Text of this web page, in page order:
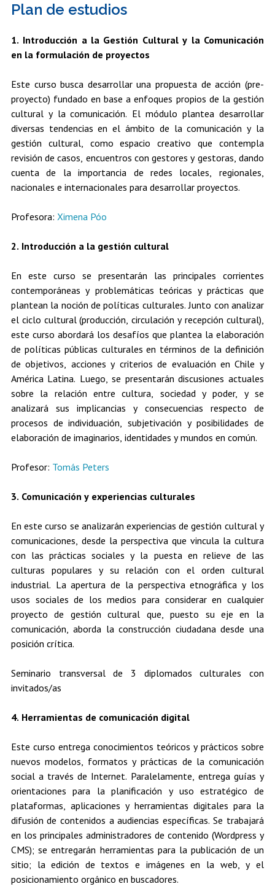
Plan de estudios
1. Introducción a la Gestión Cultural y la Comunicación
en la formulación de proyectos
Este curso busca desarrollar una propuesta de acción (pre-
proyecto) fundado en base a enfoques propios de la gestión
cultural y la comunicación. El módulo plantea desarrollar
diversas tendencias en el ámbito de la comunicación y la
gestión cultural, como espacio creativo que contempla
revisión de casos, encuentros con gestores y gestoras, dando
cuenta de la importancia de redes locales, regionales,
nacionales e internacionales para desarrollar proyectos.
Profesora: Ximena Póo
2. Introducción a la gestión cultural
En este curso se presentarán las principales corrientes
contemporáneas y problemáticas teóricas y prácticas que
plantean la noción de políticas culturales. Junto con analizar
el ciclo cultural (producción, circulación y recepción cultural),
este curso abordará los desafíos que plantea la elaboración
de políticas públicas culturales en términos de la definición
de objetivos, acciones y criterios de evaluación en Chile y
América Latina. Luego, se presentarán discusiones actuales
sobre la relación entre cultura, sociedad y poder, y se
analizará sus implicancias y consecuencias respecto de
procesos de individuación, subjetivación y posibilidades de
elaboración de imaginarios, identidades y mundos en común.
Profesor: Tomás Peters
3. Comunicación y experiencias culturales
En este curso se analizarán experiencias de gestión cultural y
comunicaciones, desde la perspectiva que vincula la cultura
con las prácticas sociales y la puesta en relieve de las
culturas populares y su relación con el orden cultural
industrial. La apertura de la perspectiva etnográfica y los
usos sociales de los medios para considerar en cualquier
proyecto de gestión cultural que, puesto su eje en la
comunicación, aborda la construcción ciudadana desde una
posición crítica.
Seminario transversal de 3 diplomados culturales con
invitados/as
4. Herramientas de comunicación digital
Este curso entrega conocimientos teóricos y prácticos sobre
nuevos modelos, formatos y prácticas de la comunicación
social a través de Internet. Paralelamente, entrega guías y
orientaciones para la planificación y uso estratégico de
plataformas, aplicaciones y herramientas digitales para la
difusión de contenidos a audiencias específicas. Se trabajará
en los principales administradores de contenido (Wordpress y
CMS); se entregarán herramientas para la publicación de un
sitio; la edición de textos e imágenes en la web, y el
posicionamiento orgánico en buscadores.